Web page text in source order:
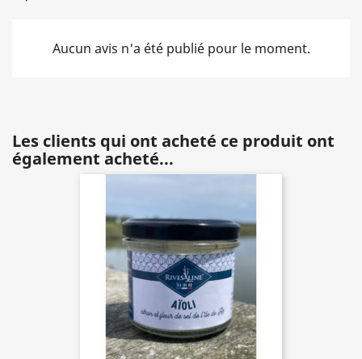
Aucun avis n'a été publié pour le moment.
Les clients qui ont acheté ce produit ont
également acheté...